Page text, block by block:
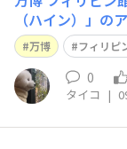
（ハイン）」の
た！ ポッキー、
しかった！
万博 フィリピ
0
タイコ |